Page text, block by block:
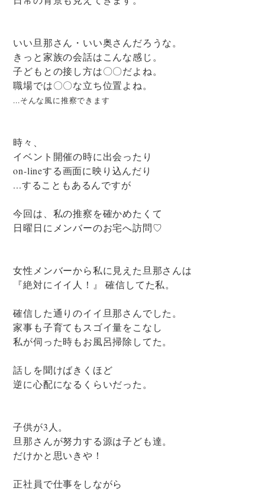
いい旦那さん・いい奥さんだろうな。
きっと家族の会話はこんな感じ。
子どもとの接し方は〇〇だよね。
職場では〇〇な立ち位置よね。
...そんな風に推察できます
時々、
イベント開催の時に出会ったり
on-lineする画面に映り込んだり
...することもあるんですが
今回は、私の推察を確かめたくて
日曜日にメンバーのお宅へ訪問♡
女性メンバーから私に見えた旦那さんは
『絶対にイイ人！』 確信してた私。
確信した通りのイイ旦那さんでした。
家事も子育てもスゴイ量をこなし
私が伺った時もお風呂掃除してた。
話しを聞けばきくほど
逆に心配になるくらいだった。
子供が3人。
旦那さんが努力する源は子ども達。
だけかと思いきや！
正社員で仕事をしながら